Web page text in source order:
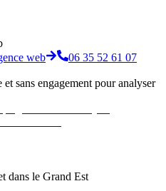
web
06 35 52 61 07
sans engagement pour analyser
dans le Grand Est